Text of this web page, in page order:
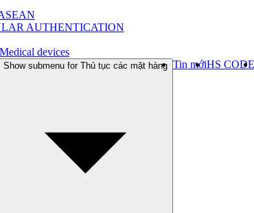
AUTHENTICATION
devices
Show submenu for Thủ tục các mặt hàng Tin mớiHS CODE